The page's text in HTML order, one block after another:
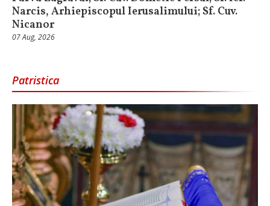
Narcis, Arhiepiscopul Ierusalimului; Sf. Cuv.
Nicanor
07 Aug, 2026
Patristica